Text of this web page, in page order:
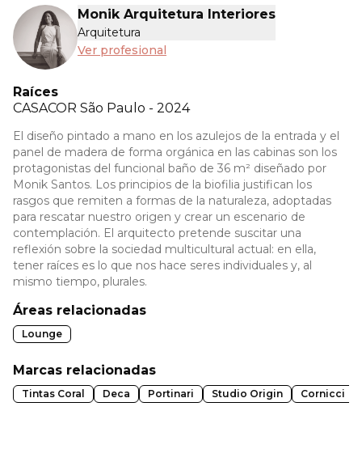
Monik Arquitetura Interiores
Arquitetura
Ver profesional
Raíces
CASACOR São Paulo - 2024
El diseño pintado a mano en los azulejos de la entrada y el
panel de madera de forma orgánica en las cabinas son los
protagonistas del funcional baño de 36 m² diseñado por
Monik Santos. Los principios de la biofilia justifican los
rasgos que remiten a formas de la naturaleza, adoptadas
para rescatar nuestro origen y crear un escenario de
contemplación. El arquitecto pretende suscitar una
reflexión sobre la sociedad multicultural actual: en ella,
tener raíces es lo que nos hace seres individuales y, al
mismo tiempo, plurales.
Áreas relacionadas
Lounge
Marcas relacionadas
Tintas Coral Deca Portinari Studio Origin Cornicci